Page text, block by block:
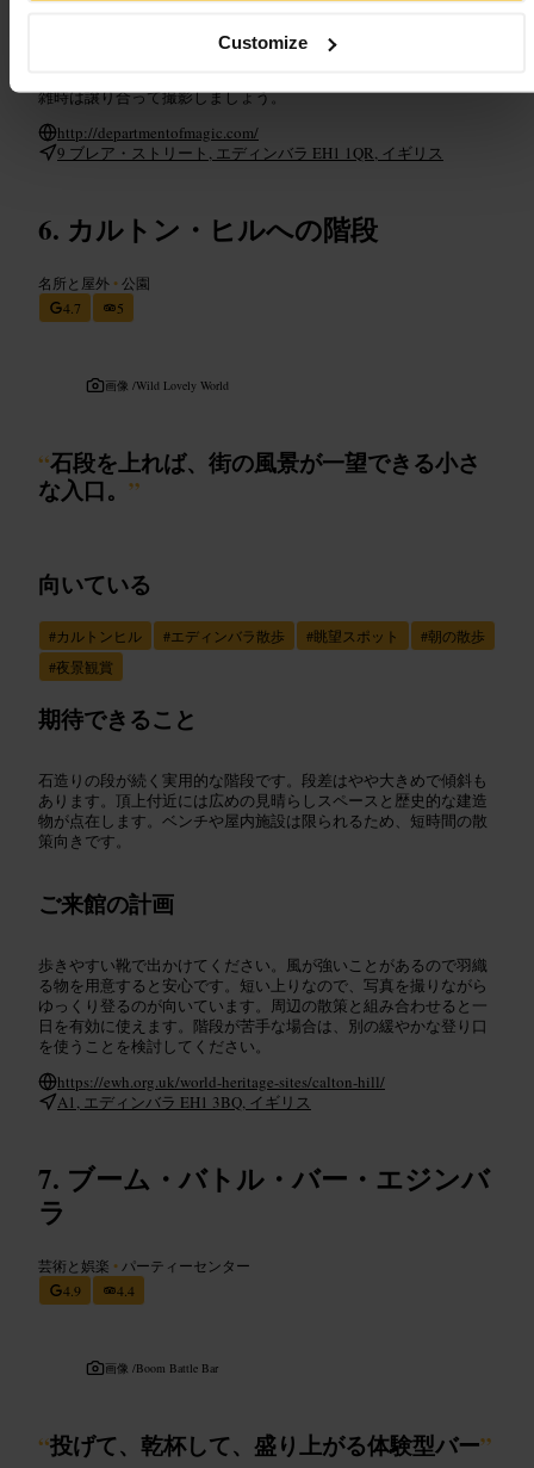
Customize
の人数やアレルギー、アルコールの有無は事前に伝えるとスムー
ズです。到着は予約時間の少し前を目安に、身分証明書が必要な
雑時は譲り合って撮影しましょう。
http://departmentofmagic.com/
9 ブレア・ストリート, エディンバラ EH1 1QR, イギリス
カルトン・ヒルへの階段
名所と屋外 •公園
4.7
5
画像 /Wild Lovely World
“石段を上れば、街の風景が一望できる小さ
な入口。 ”
向いている
#カルトンヒル #エディンバラ散歩 #眺望スポット #朝の散歩
#夜景観賞
期待できること
石造りの段が続く実用的な階段です。段差はやや大きめで傾斜も
あります。頂上付近には広めの見晴らしスペースと歴史的な建造
物が点在します。ベンチや屋内施設は限られるため、短時間の散
策向きです。
ご来館の計画
歩きやすい靴で出かけてください。風が強いことがあるので羽織
る物を用意すると安心です。短い上りなので、写真を撮りながら
ゆっくり登るのが向いています。周辺の散策と組み合わせると一
日を有効に使えます。階段が苦手な場合は、別の緩やかな登り口
を使うことを検討してください。
https://ewh.org.uk/world-heritage-sites/calton-hill/
A1, エディンバラ EH1 3BQ, イギリス
ブーム・バトル・バー・エジンバ
ラ
芸術と娯楽 • パーティーセンター
4.9
4.4
画像 /Boom Battle Bar
“投げて、乾杯して、盛り上がる体験型バー”